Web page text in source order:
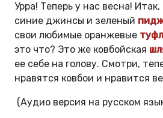
Урра! Теперь у нас весна! Итак,
синие джинсы и зеленый
свои любимые оранжевые
это что? Это же ковбойская
ее себе на голову. Смотри,
нравятся ковбои и нравится
(Аудио версия на русском